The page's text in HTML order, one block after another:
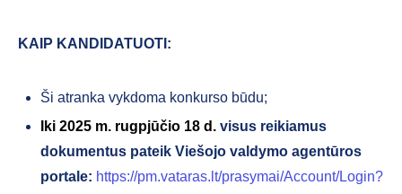
KAIP KANDIDATUOTI:
Ši atranka vykdoma konkurso būdu;
Iki 2025 m. rugpjūčio 18 d. visus reikiamus
dokumentus pateik Viešojo valdymo agentūros
portale: https://pm.vataras.lt/prasymai/Account/Login?